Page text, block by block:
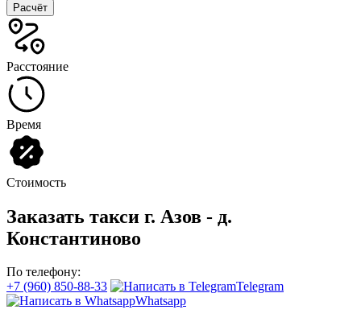
Расчёт
Расстояние
Время
Стоимость
Заказать такси г. Азов - д.
Константиново
По телефону:
+7 (960) 850-88-33
Telegram
Whatsapp